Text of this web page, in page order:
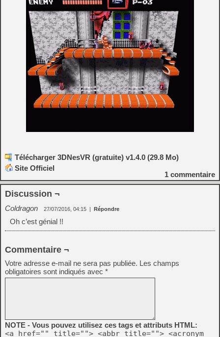
Télécharger 3DNesVR (gratuite) v1.4.0 (29.8 Mo)
Site Officiel
1 commentaire
Discussion ¬
Coldragon 27/07/2016, 04:15 | Répondre
Oh c’est génial !!
Commentaire ¬
Votre adresse e-mail ne sera pas publiée. Les champs
obligatoires sont indiqués avec *
NOTE - Vous pouvez utilisez ces tags et attributs HTML:
<a href="" title=""> <abbr title=""> <acronym